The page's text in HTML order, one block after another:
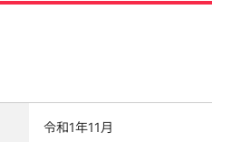
令和1年11月